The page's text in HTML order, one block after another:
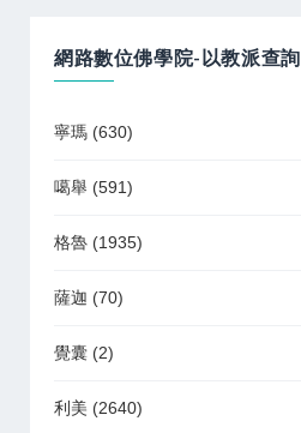
網路數位佛學院-以教派查詢
寧瑪 (630)
噶舉 (591)
格魯 (1935)
薩迦 (70)
覺囊 (2)
利美 (2640)